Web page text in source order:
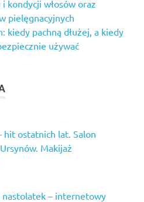
kondycji włosów oraz
pielęgnacyjnych
kiedy pachną dłużej, a kiedy
używać
hit ostatnich lat. Salon
Makijaż
– internetowy